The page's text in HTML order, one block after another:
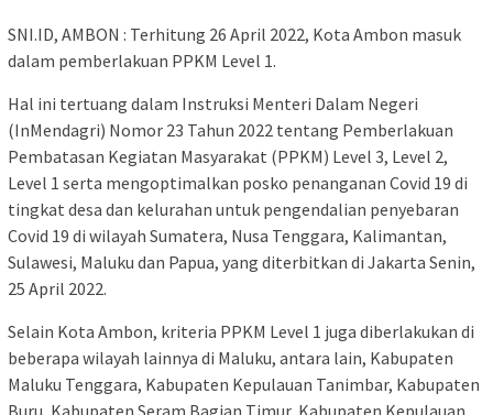
SNI.ID, AMBON : Terhitung 26 April 2022, Kota Ambon masuk
dalam pemberlakuan PPKM Level 1.
Hal ini tertuang dalam Instruksi Menteri Dalam Negeri
(InMendagri) Nomor 23 Tahun 2022 tentang Pemberlakuan
Pembatasan Kegiatan Masyarakat (PPKM) Level 3, Level 2,
Level 1 serta mengoptimalkan posko penanganan Covid 19 di
tingkat desa dan kelurahan untuk pengendalian penyebaran
Covid 19 di wilayah Sumatera, Nusa Tenggara, Kalimantan,
Sulawesi, Maluku dan Papua, yang diterbitkan di Jakarta Senin,
25 April 2022.
Selain Kota Ambon, kriteria PPKM Level 1 juga diberlakukan di
beberapa wilayah lainnya di Maluku, antara lain, Kabupaten
Maluku Tenggara, Kabupaten Kepulauan Tanimbar, Kabupaten